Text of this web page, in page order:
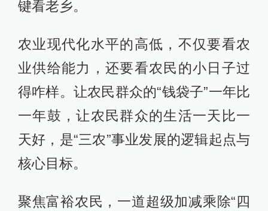
键看老乡。
农业现代化水平的高低，不仅要看农
业供给能力，还要看农民的小日子过
得咋样。让农民群众的“钱袋子”一年比
一年鼓，让农民群众的生活一天比一
天好，是“三农”事业发展的逻辑起点与
核心目标。
聚焦富裕农民，一道超级加减乘除“四